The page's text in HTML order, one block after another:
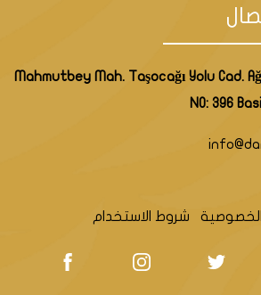
Mahmutbey Mah. Taşocağı Yolu Cad.
NO: 396
شروط الاستخدام